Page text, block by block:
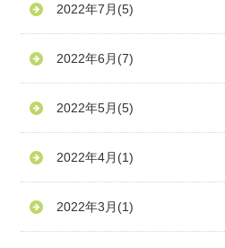
2022年7月 (5)
2022年6月 (7)
2022年5月 (5)
2022年4月 (1)
2022年3月 (1)